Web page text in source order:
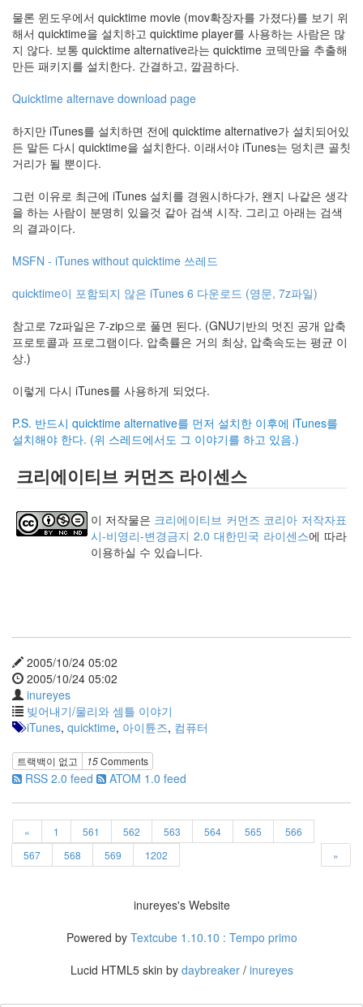
물론 윈도우에서 quicktime movie (mov확장자를 가졌다)를 보기 위
해서 quicktime을 설치하고 quicktime player를 사용하는 사람은 많
지 않다. 보통 quicktime alternative라는 quicktime 코덱만을 추출해
만든 패키지를 설치한다. 간결하고, 깔끔하다.
Quicktime alternave download page
하지만 iTunes를 설치하면 전에 quicktime alternative가 설치되어있
든 말든 다시 quicktime을 설치한다. 이래서야 iTunes는 덩치큰 골칫
거리가 될 뿐이다.
그런 이유로 최근에 iTunes 설치를 경원시하다가, 왠지 나같은 생각
을 하는 사람이 분명히 있을것 같아 검색 시작. 그리고 아래는 검색
의 결과이다.
MSFN - iTunes without quicktime 쓰레드
quicktime이 포함되지 않은 iTunes 6 다운로드 (영문, 7z파일)
참고로 7z파일은 7-zip으로 풀면 된다. (GNU기반의 멋진 공개 압축
프로토콜과 프로그램이다. 압축률은 거의 최상, 압축속도는 평균 이
상.)
이렇게 다시 iTunes를 사용하게 되었다.
P.S. 반드시 quicktime alternative를 먼저 설치한 이후에 iTunes를
설치해야 한다. (위 스레드에서도 그 이야기를 하고 있음.)
크리에이티브 커먼즈 라이센스
이 저작물은 크리에이티브 커먼즈 코리아 저작자표
시-비영리-변경금지 2.0 대한민국 라이센스에 따라
이용하실 수 있습니다.
2005/10/24 05:02
2005/10/24 05:02
inureyes
빚어내기/물리와 셈틀 이야기
iTunes, quicktime, 아이튠즈, 컴퓨터
트랙백이 없고 15Comments
RSS 2.0 feed ATOM 1.0 feed
« 1 561 562 563 564 565
566
567
568 569 1202 »
LG
전
자
모
일
불
효
몇
지
계
획
CODE
MX
미
디
변
슬
로
뉴
기
술,
감
사
블
로
그
정
병
치
레
윈
도
8
의
inureyes's Website
Powered by Textcube 1.10.10 : Tempo primo
Lucid HTML5 skin by daybreaker/ inureyes